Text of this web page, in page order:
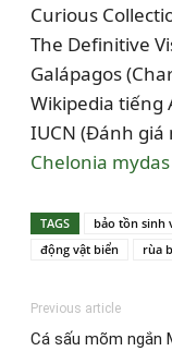
Curious
The Definitive
Galápagos
Wikipedia tiếng
IUCN (Đánh giá
Chelonia mydas
TAGS bảo tồn sinh
động vật biển
rùa
Previous article
Cá sấu mõm ngắn